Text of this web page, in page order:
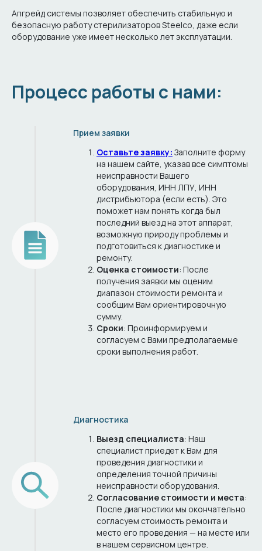
Апгрейд системы позволяет обеспечить стабильную и
безопасную работу стерилизаторов Steelco, даже если
оборудование уже имеет несколько лет эксплуатации.
Процесс работы с нами:
Прием заявки
Оставьте заявку: Заполните форму
на нашем сайте, указав все симптомы
неисправности Вашего
оборудования, ИНН ЛПУ, ИНН
дистрибьютора (если есть). Это
поможет нам понять когда был
последний выезд на этот аппарат,
возможную природу проблемы и
подготовиться к диагностике и
ремонту.
Оценка стоимости: После
получения заявки мы оценим
диапазон стоимости ремонта и
сообщим Вам ориентировочную
сумму.
Сроки: Проинформируем и
согласуем с Вами предполагаемые
сроки выполнения работ.
Диагностика
Выезд специалиста: Наш
специалист приедет к Вам для
проведения диагностики и
определения точной причины
неисправности оборудования.
Согласование стоимости и места:
После диагностики мы окончательно
согласуем стоимость ремонта и
место его проведения — на месте или
в нашем сервисном центре.
Продлим жизнь Вашим
стерилизаторам
Оставьте заявку на техническое
обслуживание и наш менеджер
свяжется с Вами в ближайшее время
И
ндивидуальны
е
условия